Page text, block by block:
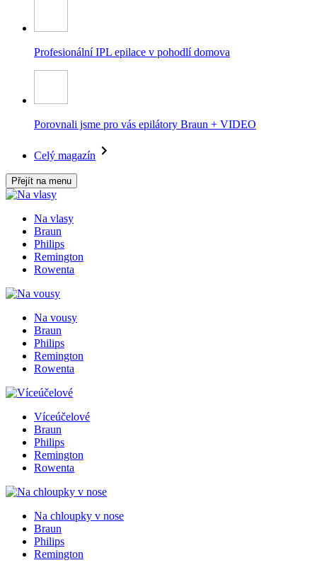
Profesionální IPL epilace v pohodlí domova
Porovnali jsme pro vás epilátory Braun + VIDEO
Celý magazín
Přejít na menu
Na vlasy
Braun
Philips
Remington
Rowenta
Na vousy
Braun
Philips
Remington
Rowenta
Víceúčelové
Braun
Philips
Remington
Rowenta
Na chloupky v nose
Braun
Philips
Remington